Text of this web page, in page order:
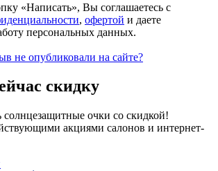
«Написать», Вы соглашаетесь с
, офертой и даете
персональных данных.
не опубликовали на сайте?
скидку
очки со скидкой!
акциями салонов и интернет-